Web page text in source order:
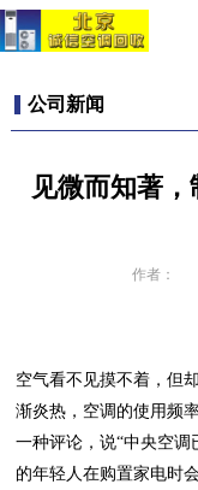
公司新闻
见微而知著
作者：
空气看不见摸不着，但
渐炎热，空调的使用频
一种评论，说“中央空
的年轻人在购置家电时